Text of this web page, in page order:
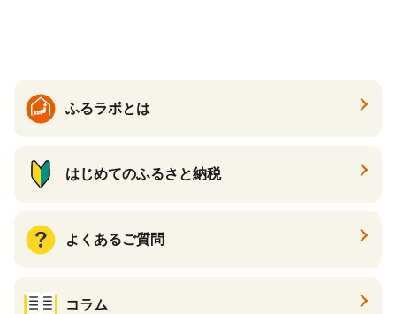
ふるラボとは
はじめてのふるさと納税
よくあるご質問
コラム